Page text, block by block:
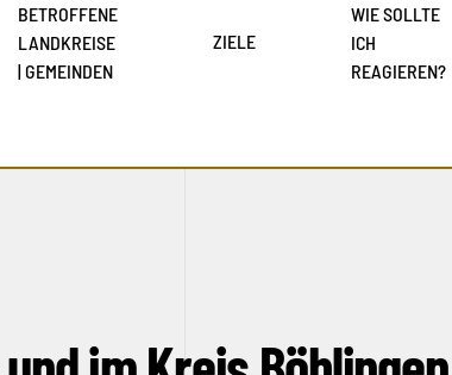
BETROFFENE
LANDKREISE
| GEMEINDEN
ZIELE
WIE SOLLTE
ICH
REAGIEREN?